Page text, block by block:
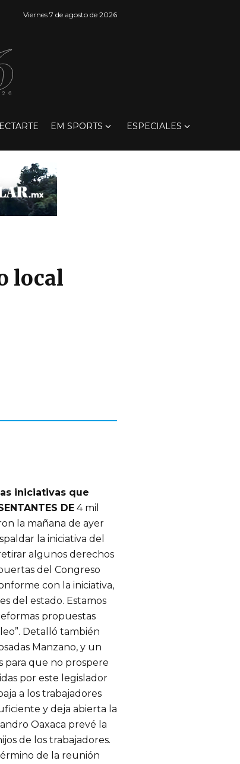
Viernes 7 de agosto de 2026
EM SPORTS ESPECIALES
local
iniciativas que
DE 4 mil
la mañana de ayer
la iniciativa del
algunos derechos
del Congreso
con la iniciativa,
del estado. Estamos
propuestas
Detalló también
Manzano, y un
para que no prospere
por este legislador
a los trabajadores
y deja abierta la
Oaxaca prevé la
de los trabajadores.
de la reunión